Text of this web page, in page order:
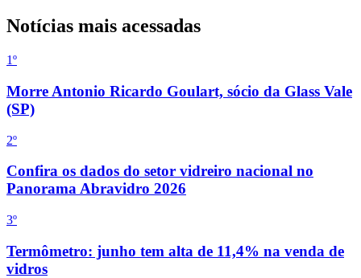
Notícias mais acessadas
1º
Morre Antonio Ricardo Goulart, sócio da Glass Vale
(SP)
2º
Confira os dados do setor vidreiro nacional no
Panorama Abravidro 2026
3º
Termômetro: junho tem alta de 11,4% na venda de
vidros